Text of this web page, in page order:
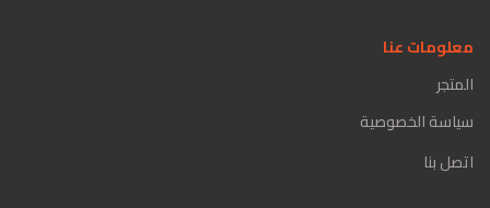
معلومات عنا
المتجر
سياسة الخصوصية
اتصل بنا